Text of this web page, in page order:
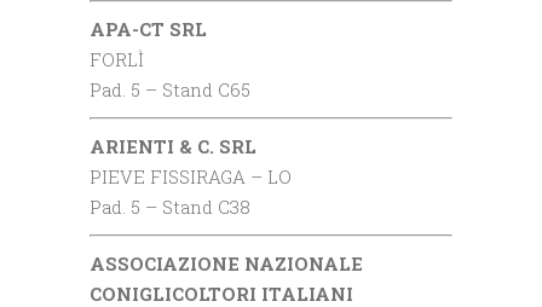
APA-CT SRL
FORLÌ
Pad. 5 – Stand C65
ARIENTI & C. SRL
PIEVE FISSIRAGA – LO
Pad. 5 – Stand C38
ASSOCIAZIONE NAZIONALE
CONIGLICOLTORI ITALIANI